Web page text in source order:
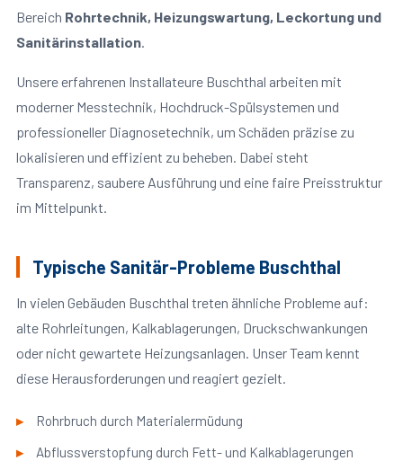
Bereich Rohrtechnik, Heizungswartung, Leckortung und
Sanitärinstallation.
Unsere erfahrenen Installateure Buschthal arbeiten mit
moderner Messtechnik, Hochdruck-Spülsystemen und
professioneller Diagnosetechnik, um Schäden präzise zu
lokalisieren und effizient zu beheben. Dabei steht
Transparenz, saubere Ausführung und eine faire Preisstruktur
im Mittelpunkt.
Typische Sanitär-Probleme Buschthal
In vielen Gebäuden Buschthal treten ähnliche Probleme auf:
alte Rohrleitungen, Kalkablagerungen, Druckschwankungen
oder nicht gewartete Heizungsanlagen. Unser Team kennt
diese Herausforderungen und reagiert gezielt.
Rohrbruch durch Materialermüdung
Abflussverstopfung durch Fett- und Kalkablagerungen